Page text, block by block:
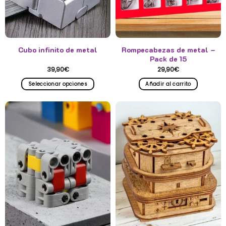
Cubo infinito de metal
39,90€
Seleccionar opciones
producto
tiene
múltiples
variantes.
Las
opciones
se
pueden
elegir
en
la
página
de
Rompecabezas de metal –
Pack de 15
29,90€
Añadir al carrito